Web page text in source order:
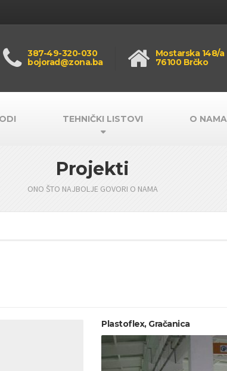
387-49-320-030
bojorad@zona.ba
Mostarska 148/a
76100 Brčko
TEHNIČKI LISTOVI O NAMA
Projekti
ONO ŠTO NAJBOLJE GOVORI O NAMA
Plastoflex, Gračanica